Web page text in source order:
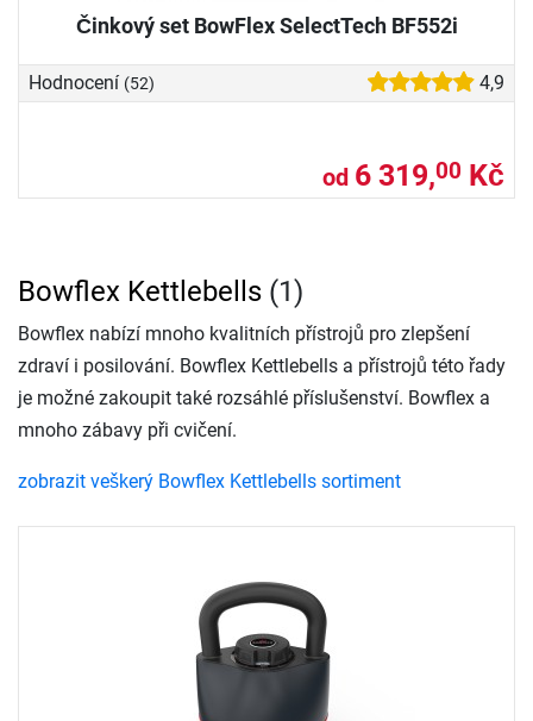
Činkový set BowFlex SelectTech BF552i
Hodnocení (52) 4,9
od 6 319,00 Kč
Bowflex Kettlebells (1)
Bowflex nabízí mnoho kvalitních přístrojů pro zlepšení
zdraví i posilování. Bowflex Kettlebells a přístrojů této řady
je možné zakoupit také rozsáhlé příslušenství. Bowflex a
mnoho zábavy při cvičení.
zobrazit veškerý Bowflex Kettlebells sortiment